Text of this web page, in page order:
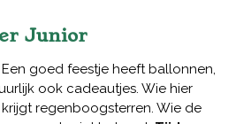
Junior
Een goed feestje heeft ballonnen,
ook cadeautjes. Wie hier
regenboogsterren. Wie de